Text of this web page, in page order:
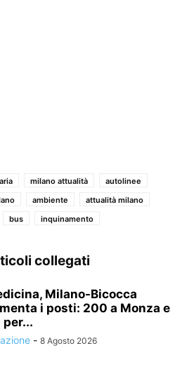
milano attualità
autolinee
ambiente
attualità milano
bus inquinamento
collegati
Milano-Bicocca
i posti: 200 a Monza e
per...
- 8 Agosto 2026